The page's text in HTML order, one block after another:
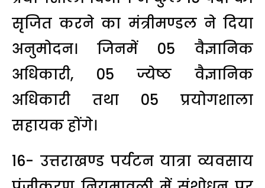
सृजित करने का मंत्रीमण्डल ने दिया
अनुमोदन। जिनमें 05 वैज्ञानिक
अधिकारी, 05 ज्येष्ठ वैज्ञानिक
अधिकारी तथा 05 प्रयोगशाला
सहायक होंगे।
16- उत्तराखण्ड पर्यटन यात्रा व्यवसाय